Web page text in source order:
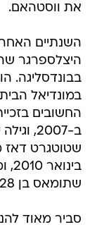
את ווסטהאם.
השנתיים
היצלספרגר
בבונדסליגה.
החשובים
ב-
שטוטגרט דאז
שתומאס בן 28 בלבד, ויש לו עוד שנים ארוכות בטופ.
סביר מאוד